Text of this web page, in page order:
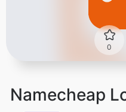
0
Namecheap